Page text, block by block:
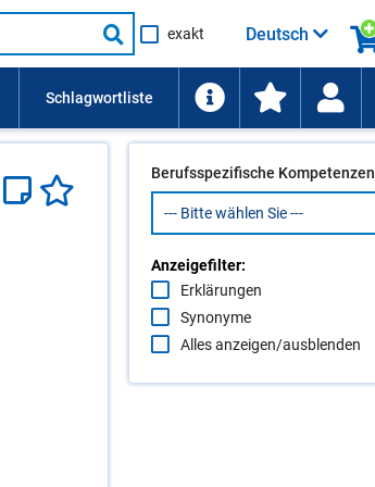
Suche
starten
exakt Deutsch
Berufsspezifische Kompetenzen
Anzeigefilter:
Erklärungen
Synonyme
Alles anzeigen/ausblenden